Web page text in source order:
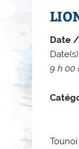
Date
9 h 00